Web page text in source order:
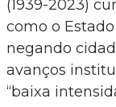
(1939-2023)
como o
negando
avanços
“baixa